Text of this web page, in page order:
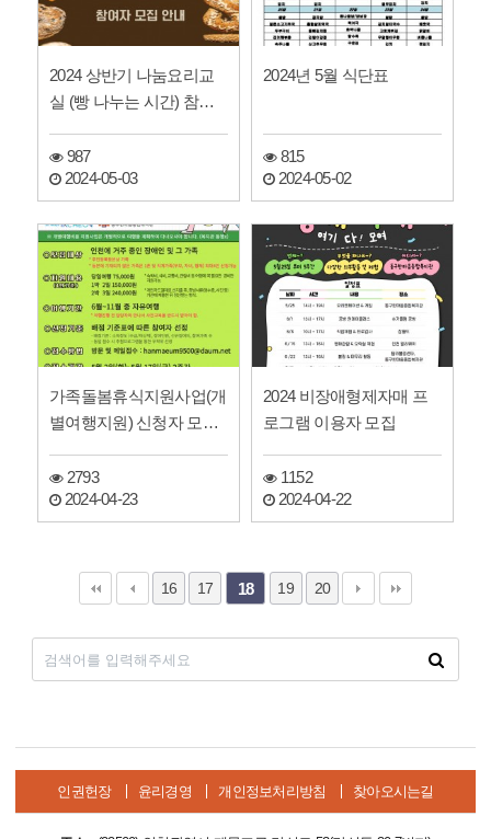
2024 상반기 나눔요리교
실 (빵 나누는 시간) 참여
987
2024-05-03
2024년 5월 식단표
815
2024-05-02
가족돌봄휴식지원사업(개
별여행지원) 신청자 모집
2793
2024-04-23
2024 비장애형제자매 프
로그램 이용자 모집
1152
2024-04-22
16 17 18 19 20
인권헌장 윤리경영 개인정보처리방침 찾아오시는길